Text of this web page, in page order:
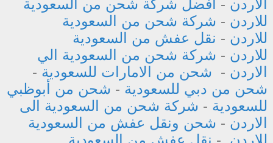
الأردن - افضل شركة شحن من السعودية
للاردن - شركة شحن من السعودية
للاردن - نقل عفش من السعودية
للاردن - شركة شحن من السعودية الي
الاردن - شحن من الامارات للسعودية -
شحن من دبي للسعودية - شحن من أبوظبي
للسعودية - شركة شحن من السعودية الى
الاردن - شحن ونقل عفش من السعودية